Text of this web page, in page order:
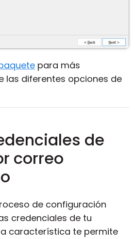
para más
las diferentes opciones de
de
correo
de configuración
credenciales de tu
característica te permite